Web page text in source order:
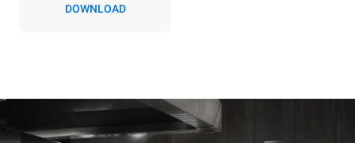
二氧化碳数据来
源：
DOWNLOAD